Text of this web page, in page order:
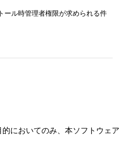
ール時管理者権限が求められる件
においてのみ、本ソフトウェ